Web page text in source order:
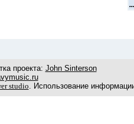
проекта: John Sinterson
studio. Использование